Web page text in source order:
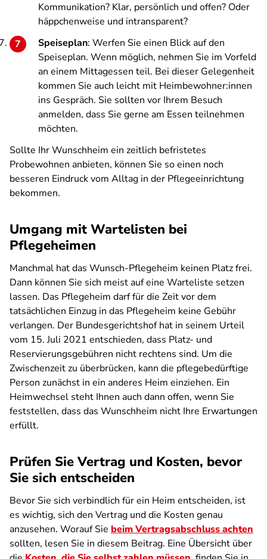
Kommunikation? Klar, persönlich und offen? Oder
häppchenweise und intransparent?
Speiseplan: Werfen Sie einen Blick auf den
Speiseplan. Wenn möglich, nehmen Sie im Vorfeld
an einem Mittagessen teil. Bei dieser Gelegenheit
kommen Sie auch leicht mit Heimbewohner:innen
ins Gespräch. Sie sollten vor Ihrem Besuch
anmelden, dass Sie gerne am Essen teilnehmen
möchten.
Sollte Ihr Wunschheim ein zeitlich befristetes
Probewohnen anbieten, können Sie so einen noch
besseren Eindruck vom Alltag in der Pflegeeinrichtung
bekommen.
Umgang mit Wartelisten bei
Pflegeheimen
Manchmal hat das Wunsch-Pflegeheim keinen Platz frei.
Dann können Sie sich meist auf eine Warteliste setzen
lassen. Das Pflegeheim darf für die Zeit vor dem
tatsächlichen Einzug in das Pflegeheim keine Gebühr
verlangen. Der Bundesgerichtshof hat in seinem Urteil
vom 15. Juli 2021 entschieden, dass Platz- und
Reservierungsgebühren nicht rechtens sind. Um die
Zwischenzeit zu überbrücken, kann die pflegebedürftige
Person zunächst in ein anderes Heim einziehen. Ein
Heimwechsel steht Ihnen auch dann offen, wenn Sie
feststellen, dass das Wunschheim nicht Ihre Erwartungen
erfüllt.
Prüfen Sie Vertrag und Kosten, bevor
Sie sich entscheiden
Bevor Sie sich verbindlich für ein Heim entscheiden, ist
es wichtig, sich den Vertrag und die Kosten genau
anzusehen. Worauf Sie beim Vertragsabschluss achten
sollten, lesen Sie in diesem Beitrag. Eine Übersicht über